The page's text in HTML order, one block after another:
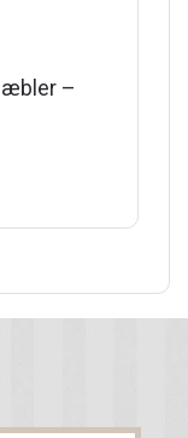
æbler –